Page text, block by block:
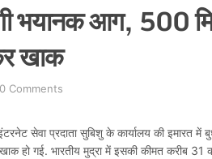
भयानक आग, 500
खाक
0 Comments
सेवा प्रदाता सुबिशु के कार्यालय की इमारत
हो गई. भारतीय मुद्रा में इसकी कीमत करीब